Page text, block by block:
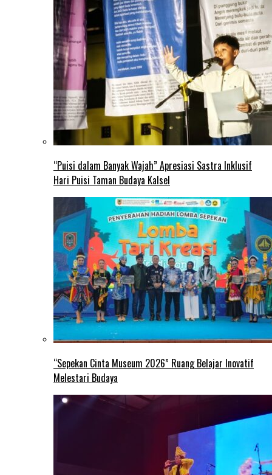
“Puisi dalam Banyak Wajah” Apresiasi Sastra Inklusif
Hari Puisi Taman Budaya Kalsel
“Sepekan Cinta Museum 2026” Ruang Belajar Inovatif
Melestari Budaya